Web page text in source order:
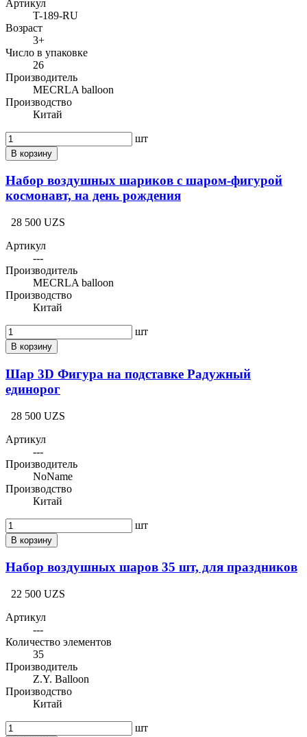
Артикул
T-189-RU
Возраст
3+
Число в упаковке
26
Производитель
MECRLA balloon
Производство
Китай
шт
В корзину
Набор воздушных шариков с шаром-фигурой
космонавт, на день рождения
28 500 UZS
Артикул
---
Производитель
MECRLA balloon
Производство
Китай
шт
В корзину
Шар 3D Фигура на подставке Радужный
единорог
28 500 UZS
Артикул
---
Производитель
NoName
Производство
Китай
шт
В корзину
Набор воздушных шаров 35 шт, для праздников
22 500 UZS
Артикул
---
Количество элементов
35
Производитель
Z.Y. Balloon
Производство
Китай
шт